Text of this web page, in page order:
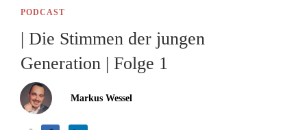
PODCAST
| Die Stimmen der jungen
Generation | Folge 1
Markus Wessel